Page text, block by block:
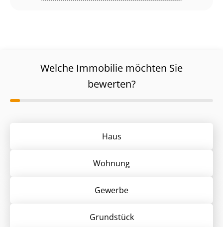
Welche Immobilie möchten Sie
bewerten?
Haus
Wohnung
Gewerbe
Grund­stück